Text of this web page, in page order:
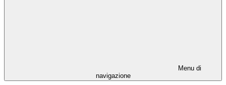
Menu di
navigazione